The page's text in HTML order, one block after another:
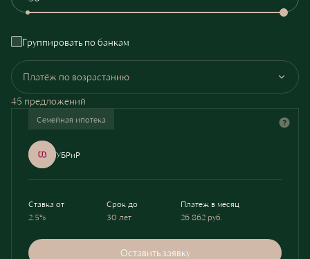
Группировать по банкам
Платёж по возрастанию
45 предложений
Семейная ипотека
УБРиР
Ставка от
2.5%
Срок до
30 лет
Платеж в месяц
26 862 руб.
Оставить заявку